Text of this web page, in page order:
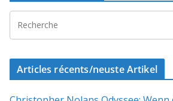
Articles récents/neuste Artikel